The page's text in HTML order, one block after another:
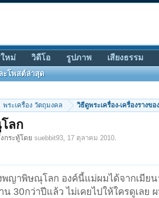
พระเครื่อง วัตถุมงคล วิธีดูพระเครื่อง-เครื่องรางขอ
ลก
กระทู้โดย suebbit93, 17 ตุลาคม 2010.
พญาพิษณุโลก องค์นี้แม่ผมได้จากเมีย
น 30กว่าปีแล้ว ไม่เคยไปให้ใครดูเลย
ะโพสต์ล่าสุด
หม่ วิดีโอ รูปภาพ เสียงธรรม